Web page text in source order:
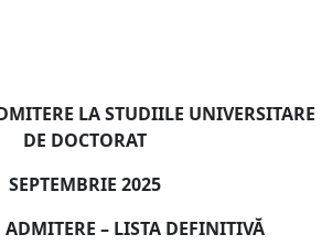
LA STUDIILE UNIVERSITARE
DE DOCTORAT
SEPTEMBRIE 2025
ADMITERE – LISTA DEFINITIVĂ